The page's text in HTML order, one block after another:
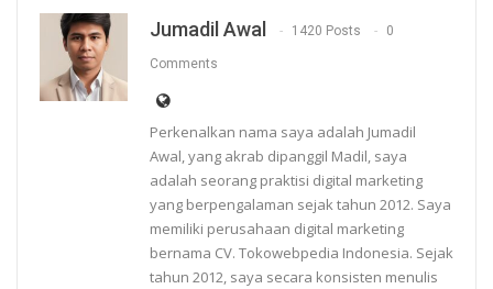
Jumadil Awal 1420 Posts 0
Comments
Perkenalkan nama saya adalah Jumadil
Awal, yang akrab dipanggil Madil, saya
adalah seorang praktisi digital marketing
yang berpengalaman sejak tahun 2012. Saya
memiliki perusahaan digital marketing
bernama CV. Tokowebpedia Indonesia. Sejak
tahun 2012, saya secara konsisten menulis